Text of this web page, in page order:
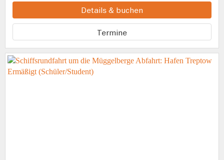
Details & buchen
Termine